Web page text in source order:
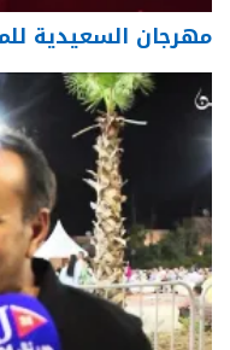
مهرجان السعيدية